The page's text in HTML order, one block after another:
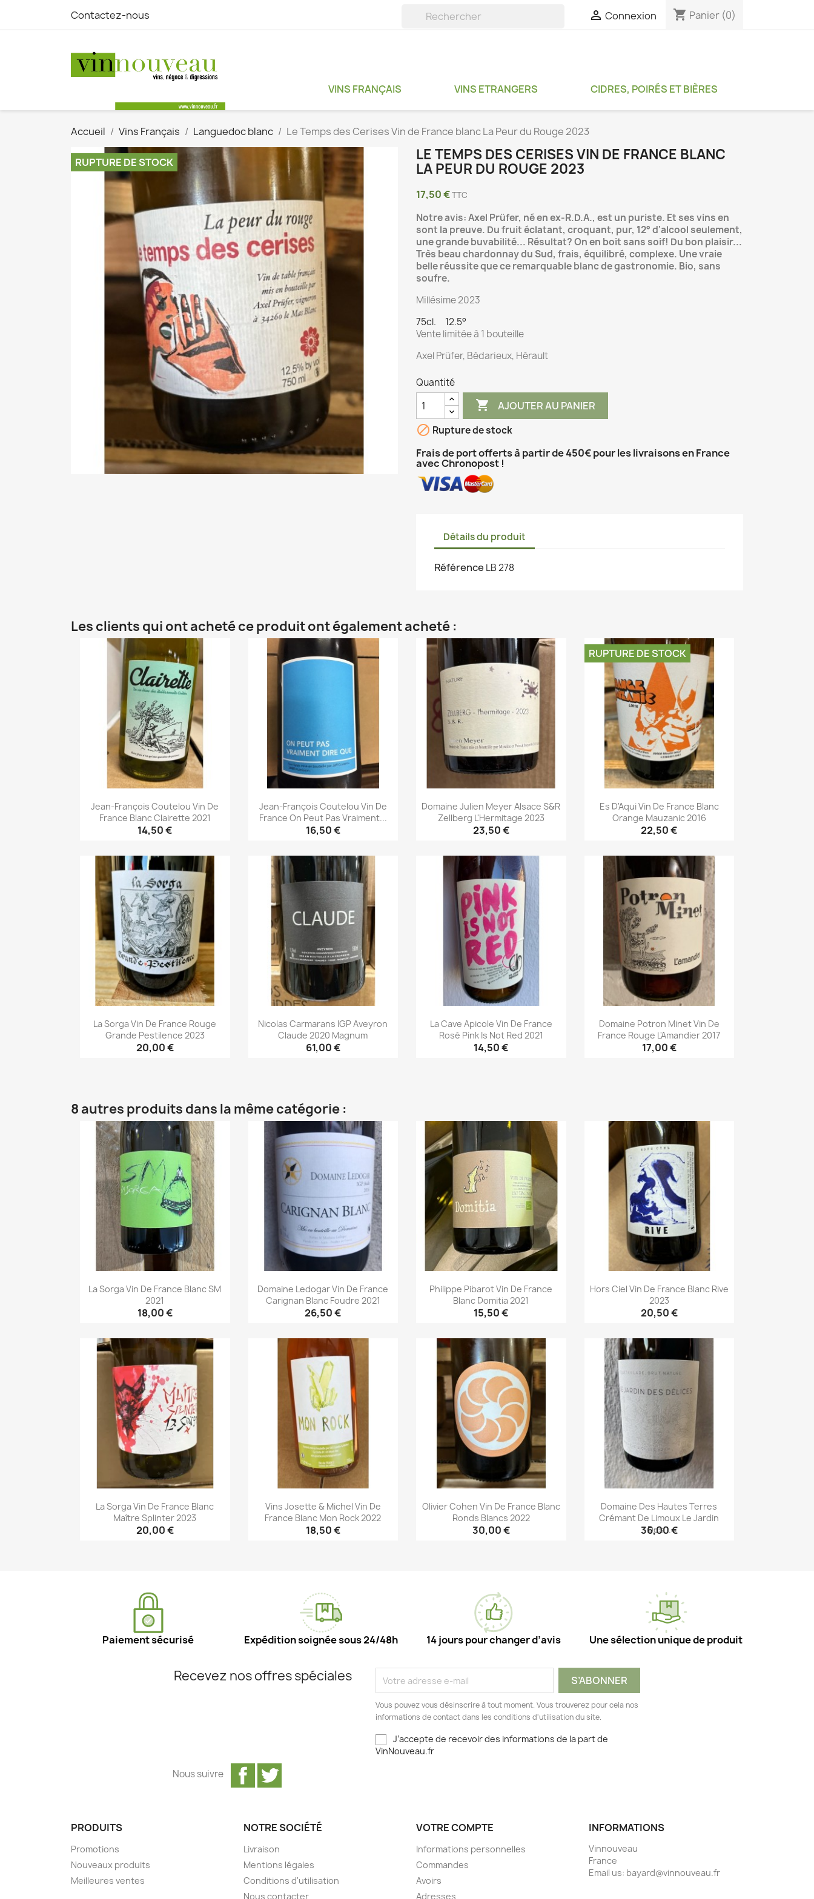
Contactez-nous  Connexion shopping_cart Panier (0)
VINS FRANÇAIS VINS ETRANGERS CIDRES, POIRÉS ET BIÈRES
Accueil Vins Français Languedoc blanc Le Temps des Cerises Vin de France blanc La Peur du Rouge 2023
RUPTURE DE STOCK
LE TEMPS DES CERISES VIN DE FRANCE BLANC
LA PEUR DU ROUGE 2023
17,50 €TTC
Notre avis: Axel Prüfer, né en ex-R.D.A., est un puriste. Et ses vins en
sont la preuve. Du fruit éclatant, croquant, pur, 12° d'alcool seulement,
une grande buvabilité... Résultat? On en boit sans soif! Du bon plaisir...
Très beau chardonnay du Sud, frais, équilibré, complexe. Une vraie
belle réussite que ce remarquable blanc de gastronomie. Bio, sans
soufre.
Millésime 2023
75cl. 12.5°
Vente limitée à 1 bouteille
Axel Prüfer, Bédarieux, Hérault
Quantité
 AJOUTER AU PANIER
 Rupture de stock
Frais de port offerts à partir de 450€ pour les livraisons en France
avec Chronopost !
Détails du produit
Référence LB 278
Les clients qui ont acheté ce produit ont également acheté :
Jean-François Coutelou Vin De
France Blanc Clairette 2021
14,50 €
Aperçu rapide
Jean-François Coutelou Vin De
France On Peut Pas Vraiment...
16,50 €
Aperçu rapide
Domaine Julien Meyer Alsace S&R
Zellberg L'Hermitage 2023
23,50 €
Aperçu rapide
Es D'Aqui Vin De France Blanc
Orange Mauzanic 2016
22,50 €
RUPTURE DE STOCK
Aperçu rapide
La Sorga Vin De France Rouge
Grande Pestilence 2023
20,00 €
Nicolas Carmarans IGP Aveyron
Claude 2020 Magnum
61,00 €
La Cave Apicole Vin De France
Rosé Pink Is Not Red 2021
14,50 €
Domaine Potron Minet Vin De
France Rouge L'Amandier 2017
17,00 €
8 autres produits dans la même catégorie :
La Sorga Vin De France Blanc SM
2021
18,00 €
Aperçu rapide
Domaine Ledogar Vin De France
Carignan Blanc Foudre 2021
26,50 €
Aperçu rapide
Philippe Pibarot Vin De France
Blanc Domitia 2021
15,50 €
Aperçu rapide
Hors Ciel Vin De France Blanc Rive
2023
20,50 €
Aperçu rapide
La Sorga Vin De France Blanc
Maître Splinter 2023
20,00 €
Vins Josette & Michel Vin De
France Blanc Mon Rock 2022
18,50 €
Olivier Cohen Vin De France Blanc
Ronds Blancs 2022
30,00 €
Domaine Des Hautes Terres
Crémant De Limoux Le Jardin
Des...
36,00 €
Paiement sécurisé Expédition soignée sous 24/48h 14 jours pour changer d’avis Une sélection unique de produit
Recevez nos offres spéciales
Vous pouvez vous désinscrire à tout moment. Vous trouverez pour cela nos
informations de contact dans les conditions d'utilisation du site.
J’accepte de recevoir des informations de la part de
VinNouveau.fr
Facebook
Nous suivre
PRODUITS
Promotions
Nouveaux produits
Meilleures ventes
NOTRE SOCIÉTÉ
Livraison
Mentions légales
Conditions d'utilisation
Nous contacter
VOTRE COMPTE
Informations personnelles
Commandes
Avoirs
Adresses
INFORMATIONS
Vinnouveau
France
Email us: bayard@vinnouveau.fr